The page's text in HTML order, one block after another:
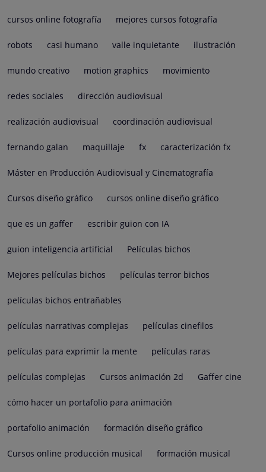
cursos online fotografía mejores cursos fotografía
robots casi humano valle inquietante ilustración
mundo creativo motion graphics movimiento
redes sociales dirección audiovisual
realización audiovisual coordinación audiovisual
fernando galan maquillaje fx caracterización fx
Máster en Producción Audiovisual y Cinematografía
Cursos diseño gráfico cursos online diseño gráfico
que es un gaffer escribir guion con IA
guion inteligencia artificial Películas bichos
Mejores películas bichos películas terror bichos
películas bichos entrañables
películas narrativas complejas películas cinefilos
películas para exprimir la mente películas raras
películas complejas Cursos animación 2d Gaffer cine
cómo hacer un portafolio para animación
portafolio animación formación diseño gráfico
Cursos online producción musical formación musical